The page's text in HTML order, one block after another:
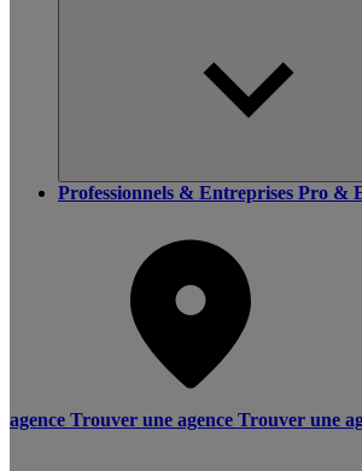
Professionnels & Entreprises Pro &
agence Trouver une agence Trouver une